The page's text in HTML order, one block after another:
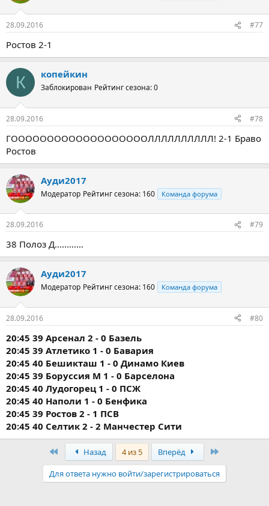
28.09.2016 #77
Ростов 2-1
К копейкин
Заблокирован Рейтинг сезона: 0
28.09.2016 #78
ГОООООООООООООООООООЛЛЛЛЛЛЛЛЛЛ! 2-1 Браво
Ростов
Ауди2017
Модератор Рейтинг сезона: 160 Команда форума
28.09.2016 #79
38 Полоз Д............
Ауди2017
Модератор Рейтинг сезона: 160 Команда форума
28.09.2016 #80
20:45 39 Арсенал 2 - 0 Базель
20:45 39 Атлетико 1 - 0 Бавария
20:45 40 Бешикташ 1 - 0 Динамо Киев
20:45 39 Боруссия М 1 - 0 Барселона
20:45 40 Лудогорец 1 - 0 ПСЖ
20:45 40 Наполи 1 - 0 Бенфика
20:45 39 Ростов 2 - 1 ПСВ
20:45 40 Селтик 2 - 2 Манчестер Сити
ПервыйНазад 4 из 5 Вперёд
Для ответа нужно войти/зарегистрироваться